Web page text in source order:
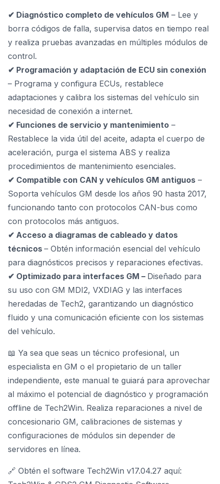
✔ Diagnóstico completo de vehículos GM – Lee y
borra códigos de falla, supervisa datos en tiempo real
y realiza pruebas avanzadas en múltiples módulos de
control.
✔ Programación y adaptación de ECU sin conexión
– Programa y configura ECUs, restablece
adaptaciones y calibra los sistemas del vehículo sin
necesidad de conexión a internet.
✔ Funciones de servicio y mantenimiento –
Restablece la vida útil del aceite, adapta el cuerpo de
aceleración, purga el sistema ABS y realiza
procedimientos de mantenimiento esenciales.
✔ Compatible con CAN y vehículos GM antiguos –
Soporta vehículos GM desde los años 90 hasta 2017,
funcionando tanto con protocolos CAN-bus como
con protocolos más antiguos.
✔ Acceso a diagramas de cableado y datos
técnicos – Obtén información esencial del vehículo
para diagnósticos precisos y reparaciones efectivas.
✔ Optimizado para interfaces GM – Diseñado para
su uso con GM MDI2, VXDIAG y las interfaces
heredadas de Tech2, garantizando un diagnóstico
fluido y una comunicación eficiente con los sistemas
del vehículo.
📖 Ya sea que seas un técnico profesional, un
especialista en GM o el propietario de un taller
independiente, este manual te guiará para aprovechar
al máximo el potencial de diagnóstico y programación
offline de Tech2Win. Realiza reparaciones a nivel de
concesionario GM, calibraciones de sistemas y
configuraciones de módulos sin depender de
servidores en línea.
🔗 Obtén el software Tech2Win v17.04.27 aquí: